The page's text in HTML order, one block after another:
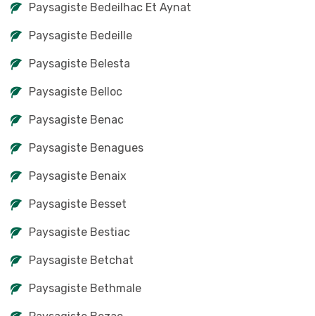
Paysagiste Bedeilhac Et Aynat
Paysagiste Bedeille
Paysagiste Belesta
Paysagiste Belloc
Paysagiste Benac
Paysagiste Benagues
Paysagiste Benaix
Paysagiste Besset
Paysagiste Bestiac
Paysagiste Betchat
Paysagiste Bethmale